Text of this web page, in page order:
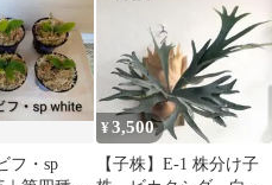
フ・sp
¥3,500
【子株】E-1 株分け子